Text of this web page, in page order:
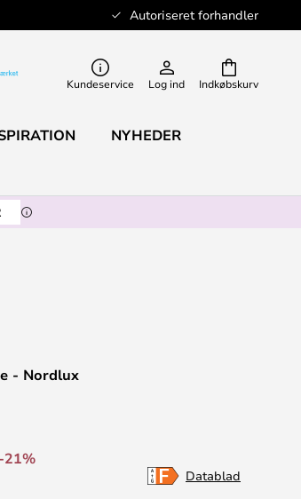
Autoriseret forhandler
Indkøbskurv
Kundeservice Log ind
NYHEDER
- Nordlux
21%
Datablad